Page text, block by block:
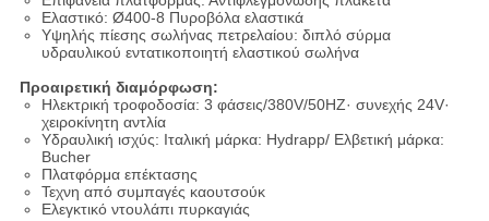
Ελαστικό: Ø400-8 Πυροβόλα ελαστικά
Υψηλής πίεσης σωλήνας πετρελαίου: διπλό σύρμα
υδραυλικού εντατικοποιητή ελαστικού σωλήνα
Προαιρετική διαμόρφωση:
Ηλεκτρική τροφοδοσία: 3 φάσεις/380V/50HZ· συνεχής 24V·
χειροκίνητη αντλία
Υδραυλική ισχύς: Ιταλική μάρκα: Hydrapp/ Ελβετική μάρκα:
Bucher
Πλατφόρμα επέκτασης
Τεχνη από συμπαγές καουτσούκ
Ελεγκτικό ντουλάπι πυρκαγιάς